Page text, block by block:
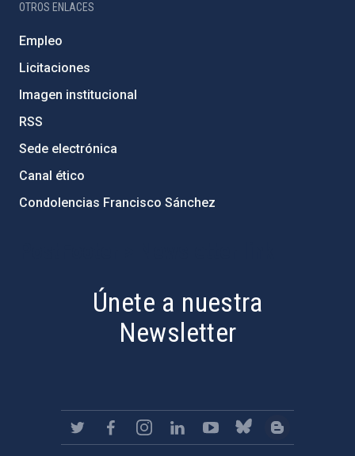
OTROS ENLACES
Empleo
Licitaciones
Imagen institucional
RSS
Sede electrónica
Canal ético
Condolencias Francisco Sánchez
Únete a nuestra
Newsletter